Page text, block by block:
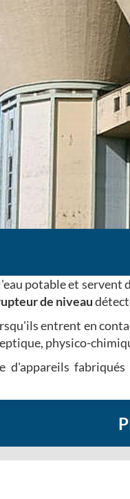
potable et
de niveau
entrent en
physico-
d'appareils